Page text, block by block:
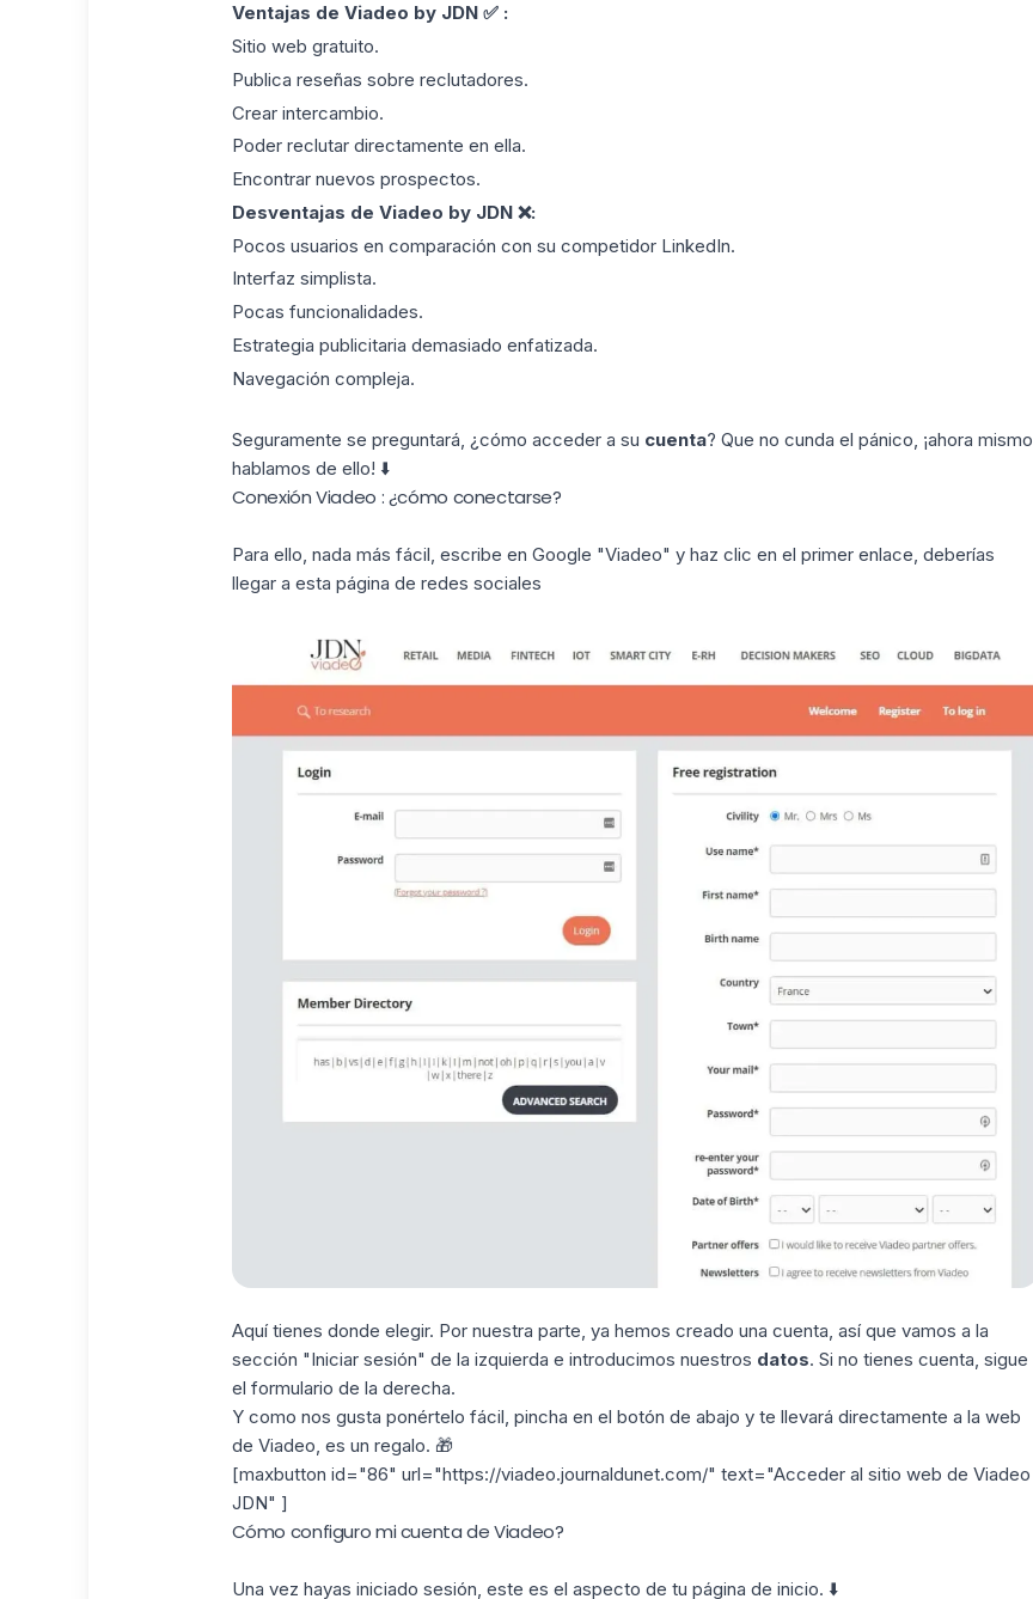
Ventajas de Viadeo by JDN ✅ :
Sitio web gratuito.
Publica reseñas sobre reclutadores.
Crear intercambio.
Poder reclutar directamente en ella.
Encontrar nuevos prospectos.
Desventajas de Viadeo by JDN ❌:
Pocos usuarios en comparación con su competidor LinkedIn.
Interfaz simplista.
Pocas funcionalidades.
Estrategia publicitaria demasiado enfatizada.
Navegación compleja.
Seguramente se preguntará, ¿cómo acceder a su cuenta? Que no cunda el pánico, ¡ahora mismo
hablamos de ello! ⬇️
Conexión Viadeo : ¿cómo conectarse?
Para ello, nada más fácil, escribe en Google "Viadeo" y haz clic en el primer enlace, deberías
llegar a esta página de redes sociales
Aquí tienes donde elegir. Por nuestra parte, ya hemos creado una cuenta, así que vamos a la
sección "Iniciar sesión" de la izquierda e introducimos nuestros datos. Si no tienes cuenta, sigue
el formulario de la derecha.
Y como nos gusta ponértelo fácil, pincha en el botón de abajo y te llevará directamente a la web
de Viadeo, es un regalo. 🎁
[maxbutton id="86" url="https://viadeo.journaldunet.com/" text="Acceder al sitio web de Viadeo
JDN" ]
Cómo configuro mi cuenta de Viadeo?
Una vez hayas iniciado sesión, este es el aspecto de tu página de inicio. ⬇️